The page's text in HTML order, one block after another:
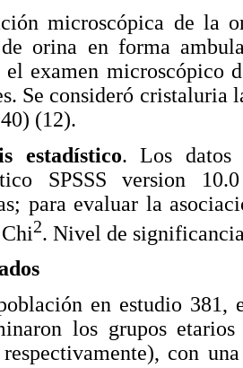
microscópica de la
orina en forma
el examen microscópico
Se consideró cristaluria
(12).
estadístico. Los datos
SPSSS version
para evaluar la
2. Nivel de
en estudio 381,
los grupos
con